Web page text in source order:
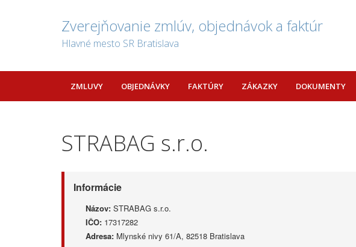
Zverejňovanie zmlúv, objednávok a faktúr
Hlavné mesto SR Bratislava
ZMLUVY OBJEDNÁVKY FAKTÚRY ZÁKAZKY DOKUMENTY
STRABAG s.r.o.
Informácie
Názov: STRABAG s.r.o.
IČO: 17317282
Adresa: Mlynské nivy 61/A, 82518 Bratislava